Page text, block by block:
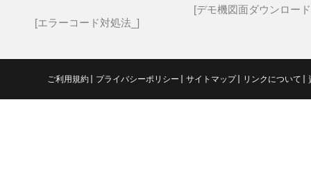
エラーコード対処法_
デモ機図面ダウンロード
ご利用規約 プライバシーポリシー サイトマップ リンクについて